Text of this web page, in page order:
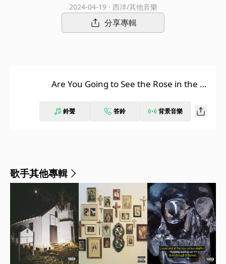
2024-04-19 · 西洋/其他音樂
分享專輯
Are You Going to See the Rose in the Va
鈴聲 答鈴 背景音樂
歌手其他專輯